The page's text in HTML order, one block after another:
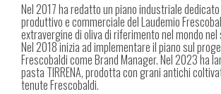
Nel 2017 ha redatto un piano industriale
produttivo e commerciale del Laudemio
extravergine di oliva di riferimento nel mondo
Nel 2018 inizia ad implementare il piano sul
Frescobaldi come Brand Manager. Nel 2023 ha
pasta TIRRENA, prodotta con grani antichi
tenute Frescobaldi.